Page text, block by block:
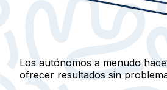
Los autónomos a menudo
ofrecer resultados sin